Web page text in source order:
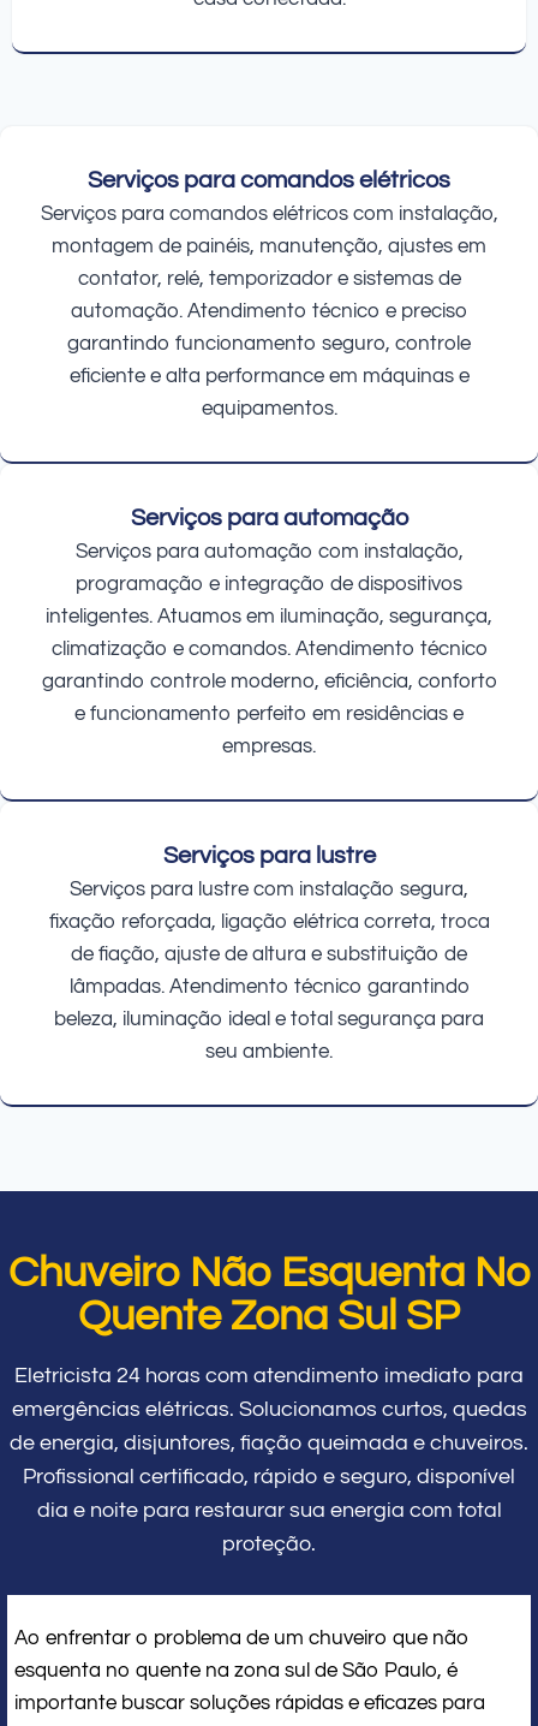
Serviços para comandos elétricos
Serviços para comandos elétricos com instalação,
montagem de painéis, manutenção, ajustes em
contator, relé, temporizador e sistemas de
automação. Atendimento técnico e preciso
garantindo funcionamento seguro, controle
eficiente e alta performance em máquinas e
equipamentos.
Serviços para automação
Serviços para automação com instalação,
programação e integração de dispositivos
inteligentes. Atuamos em iluminação, segurança,
climatização e comandos. Atendimento técnico
garantindo controle moderno, eficiência, conforto
e funcionamento perfeito em residências e
empresas.
Serviços para lustre
Serviços para lustre com instalação segura,
fixação reforçada, ligação elétrica correta, troca
de fiação, ajuste de altura e substituição de
lâmpadas. Atendimento técnico garantindo
beleza, iluminação ideal e total segurança para
seu ambiente.
Chuveiro Não Esquenta No
Quente Zona Sul SP
Eletricista 24 horas com atendimento imediato para
emergências elétricas. Solucionamos curtos, quedas
de energia, disjuntores, fiação queimada e chuveiros.
Profissional certificado, rápido e seguro, disponível
dia e noite para restaurar sua energia com total
proteção.
Ao enfrentar o problema de um chuveiro que não
esquenta no quente na zona sul de São Paulo, é
importante buscar soluções rápidas e eficazes para